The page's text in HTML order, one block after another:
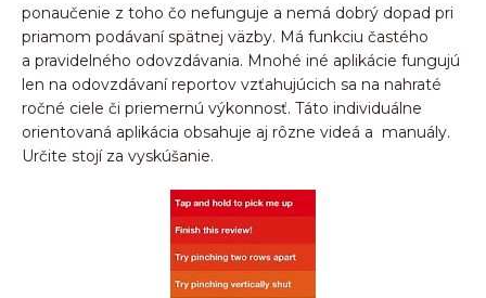
ponaučenie z toho čo nefunguje a nemá dobrý dopad pri
priamom podávaní spätnej väzby. Má funkciu častého
a pravidelného odovzdávania. Mnohé iné aplikácie fungujú
len na odovzdávaní reportov vzťahujúcich sa na nahraté
ročné ciele či priemernú výkonnosť. Táto individuálne
orientovaná aplikácia obsahuje aj rôzne videá a manuály.
Určite stojí za vyskúšanie.